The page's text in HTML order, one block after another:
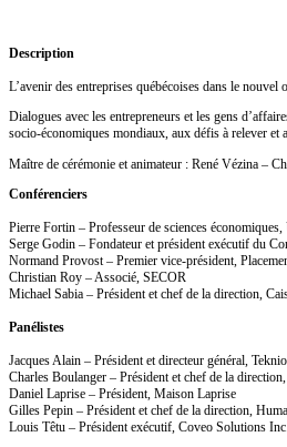
Description
L’avenir des entreprises québécoises dans le nouvel
Dialogues avec les entrepreneurs et les gens
socio-économiques mondiaux, aux défis à relever et
Maître de cérémonie et animateur : René Vézina –
Conférenciers
Pierre Fortin – Professeur de sciences
Serge Godin – Fondateur et président exécutif du
Normand Provost – Premier vice-président,
Christian Roy – Associé, SECOR
Michael Sabia – Président et chef de la direction,
Panélistes
Jacques Alain – Président et directeur général,
Charles Boulanger – Président et chef de la
Daniel Laprise – Président, Maison Laprise
Gilles Pepin – Président et chef de la direction,
Louis Têtu – Président exécutif, Coveo Solutions Inc.